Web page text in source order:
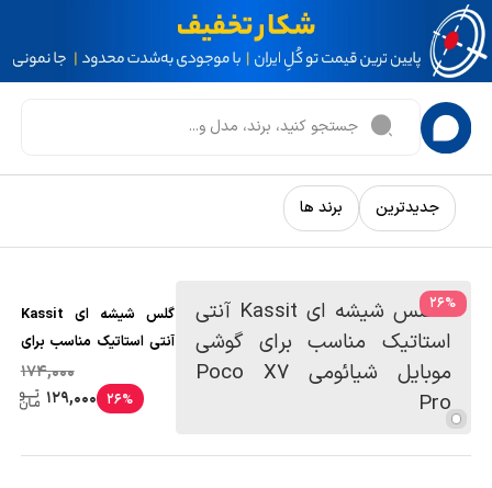
جدیدترین برند ها
%
26
گلس شیشه ای Kassit
آنتی استاتیک مناسب برای
گوشی موبایل شیائومی
Poco X7 Pro
174,000
26%
129,000